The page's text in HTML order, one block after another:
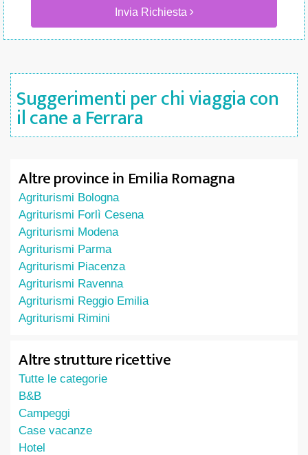
Invia Richiesta
Suggerimenti per chi viaggia con
il cane a Ferrara
Altre province in Emilia Romagna
Agriturismi Bologna
Agriturismi Forlì Cesena
Agriturismi Modena
Agriturismi Parma
Agriturismi Piacenza
Agriturismi Ravenna
Agriturismi Reggio Emilia
Agriturismi Rimini
Altre strutture ricettive
Tutte le categorie
B&B
Campeggi
Case vacanze
Hotel